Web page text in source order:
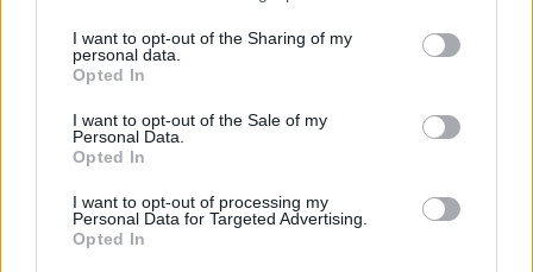
I want to opt-out of the Sharing of my
personal data.
Opted In
I want to opt-out of the Sale of my
Personal Data.
Opted In
I want to opt-out of processing my
Personal Data for Targeted Advertising.
Opted In